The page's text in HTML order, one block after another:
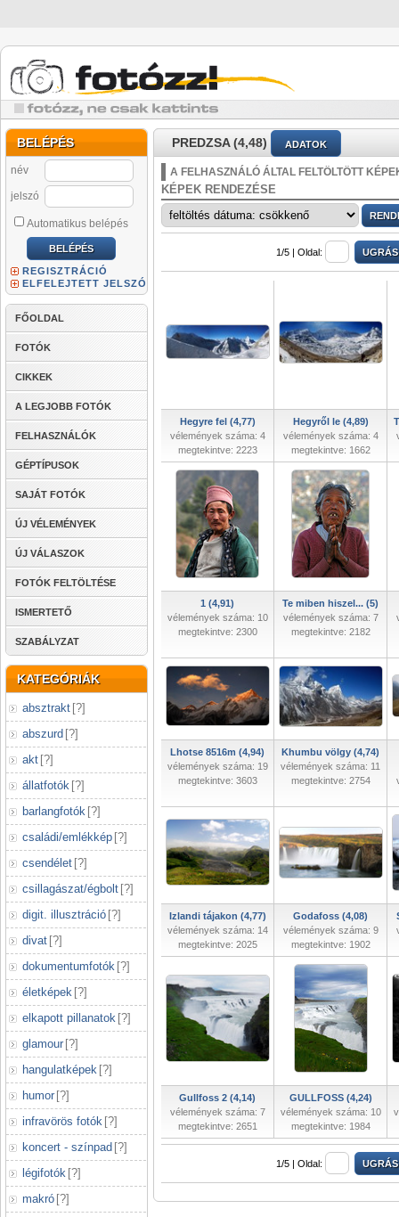
BELÉPÉS
név
jelszó
Automatikus belépés
REGISZTRÁCIÓ
ELFELEJTETT JELSZÓ
FŐOLDAL
FOTÓK
CIKKEK
A LEGJOBB FOTÓK
FELHASZNÁLÓK
GÉPTÍPUSOK
SAJÁT FOTÓK
ÚJ VÉLEMÉNYEK
ÚJ VÁLASZOK
FOTÓK FELTÖLTÉSE
ISMERTETŐ
SZABÁLYZAT
KATEGÓRIÁK
absztrakt [?]
abszurd [?]
akt [?]
állatfotók [?]
barlangfotók [?]
családi/emlékkép [?]
csendélet [?]
csillagászat/égbolt [?]
digit. illusztráció [?]
divat [?]
dokumentumfotók [?]
életképek [?]
elkapott pillanatok [?]
glamour [?]
hangulatképek [?]
humor [?]
infravörös fotók [?]
koncert - színpad [?]
légifotók [?]
makró [?]
PREDZSA (4,48) ADATOK
A FELHASZNÁLÓ ÁLTAL FELTÖLTÖTT
KÉPEK RENDEZÉSE
1/5 | Oldal:
Hegyre fel (4,77)
vélemények száma: 4
megtekintve: 2223
Hegyről le (4,89)
vélemények száma: 4
megtekintve: 1662
1 (4,91)
vélemények száma: 10
megtekintve: 2300
Te miben hiszel... (5)
vélemények száma: 7
megtekintve: 2182
Lhotse 8516m (4,94)
vélemények száma: 19
megtekintve: 3603
Khumbu völgy (4,74)
vélemények száma: 11
megtekintve: 2754
Izlandi tájakon (4,77)
vélemények száma: 14
megtekintve: 2025
Godafoss (4,08)
vélemények száma: 9
megtekintve: 1902
Gullfoss 2 (4,14)
vélemények száma: 7
megtekintve: 2651
GULLFOSS (4,24)
vélemények száma: 10
megtekintve: 1984
1/5 | Oldal: